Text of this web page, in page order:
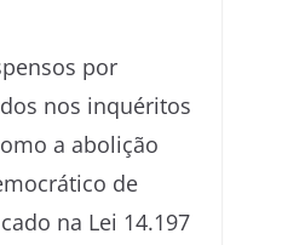
por
nos inquéritos
a abolição
de
na Lei 14.197